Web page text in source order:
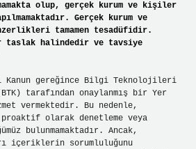
olup, gerçek kurum ve kişiler
Gerçek kurum ve
tamamen tesadüfidir.
halindedir ve tavsiye
Kanun gereğince Bilgi Teknolojileri
tarafından onaylanmış bir Yer
vermektedir. Bu nedenle,
olarak denetleme veya
bulunmamaktadır. Ancak,
içeriklerin sorumluluğunu